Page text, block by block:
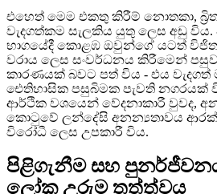
එහෙත් මෙම එකතු කිරීම් නොතකා,
වැදගත්කම සැලකිය යුතු ලෙස අඩු
භාගයේදී කොළඹ ඔවුන්ගේ යටත් විජිත
වරාය ලෙස සංවර්ධනය කිරීමෙන්
කාරණයක් බවට පත් විය - එය වැදගත්
ඓතිහාසික පසුබිමක පැවති නගරයක්
ආර්ථික වශයෙන් වේදනාකාරී වුවද,
කොටුවේ ලන්දේසි අනන්‍යතාවය
විරෝධී ලෙස උපකාරී විය.
පිළිගැනීම සහ
ලෝක උරුම තත්ත්වය